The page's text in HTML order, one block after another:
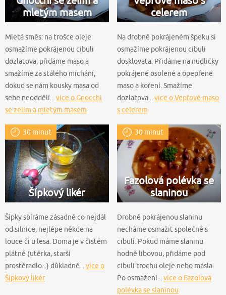
mletým masem
Mletá směs: na trošce oleje
osmažíme pokrájenou cibuli
dozlatova, přidáme maso a
smažíme za stálého míchání,
dokud se nám kousky masa od
sebe neoddělí... více o Gnocchi
se zelím a mletým masem
celerem
Na drobně pokrájeném špeku si
osmažíme pokrájenou cibuli
dosklovata. Přidáme na nudličky
pokrájené osolené a opepřené
maso a koření. Smažíme
dozlatova... více o Vepřové maso
s celerem
30 minut
Šípkový likér
Šípky sbíráme zásadně co nejdál
od silnice, nejlépe někde na
louce či u lesa. Doma je v čistém
plátně (utěrka, starší
prostěradlo...) důkladně...více o
Šípkový likér
30 minut
Fazolová polévka se
slaninou
Drobně pokrájenou slaninu
necháme osmažit společně s
cibulí. Pokud máme slaninu
hodně libovou, přidáme pod
cibuli trochu oleje nebo másla.
Po osmažení...více o Fazolová
polévka se slaninou